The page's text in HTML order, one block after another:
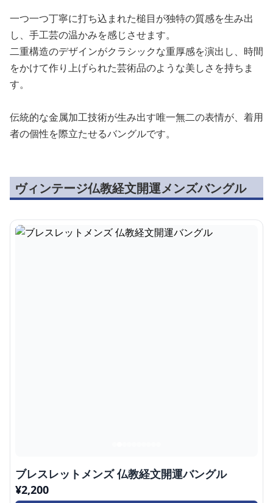
一つ一つ丁寧に打ち込まれた槌目が独特の質感を生み出
し、手工芸の温かみを感じさせます。
二重構造のデザインがクラシックな重厚感を演出し、時間
をかけて作り上げられた芸術品のような美しさを持ちま
す。
伝統的な金属加工技術が生み出す唯一無二の表情が、着用
者の個性を際立たせるバングルです。
ヴィンテージ仏教経文開運メンズバングル
ブレスレットメンズ 仏教経文開運バングル
¥2,200